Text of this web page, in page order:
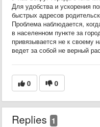
Для удобства и ускорения
быстрых адресов
Проблема наблюдается,
в населенном пункте за
привязывается не к своему
ведет за собой не верный
0 0
Replies 1